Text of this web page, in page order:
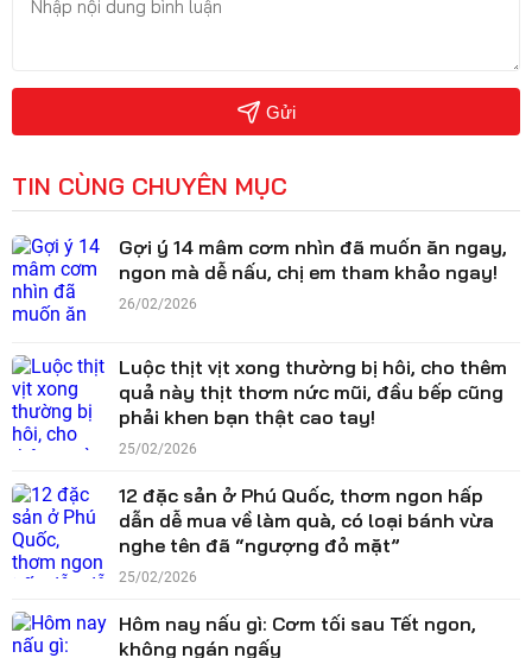
Gửi
TIN CÙNG CHUYÊN MỤC
Gợi ý 14 mâm cơm nhìn đã muốn ăn ngay,
ngon mà dễ nấu, chị em tham khảo ngay!
26/02/2026
Luộc thịt vịt xong thường bị hôi, cho thêm
quả này thịt thơm nức mũi, đầu bếp cũng
phải khen bạn thật cao tay!
25/02/2026
12 đặc sản ở Phú Quốc, thơm ngon hấp
dẫn dễ mua về làm quà, có loại bánh vừa
nghe tên đã “ngượng đỏ mặt”
25/02/2026
Hôm nay nấu gì: Cơm tối sau Tết ngon,
không ngán ngấy